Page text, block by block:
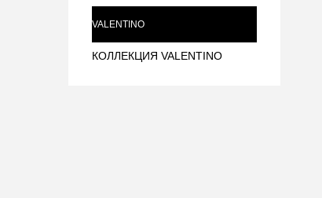
VALENTINO
КОЛЛЕКЦИЯ VALENTINO